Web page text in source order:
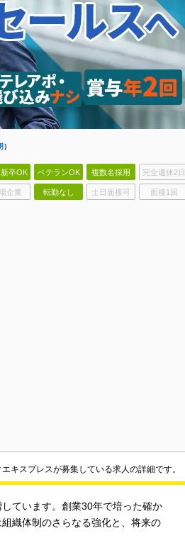
）
卒OK ベテランOK 複数名採用 完全週休2日
企業 転勤なし 土日面接可 面接1回
キスプレスが募集している求人の詳細です。
ています。創業30年で培った確か
織体制のさらなる強化と、将来の